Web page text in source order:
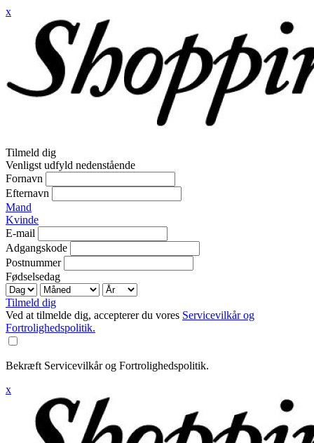
x
Tilmeld dig
Venligst udfyld nedenstående
Fornavn
Efternavn
Mand
Kvinde
E-mail
Adgangskode
Postnummer
Fødselsedag
Tilmeld dig
Ved at tilmelde dig, accepterer du vores Servicevilkår og
Fortrolighedspolitik.
Bekræft Servicevilkår og Fortrolighedspolitik.
x